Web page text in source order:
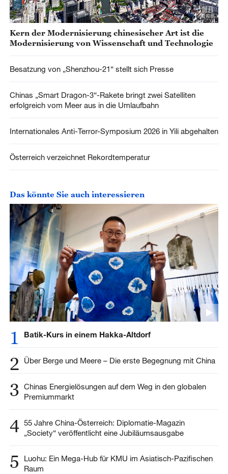
Kern der Modernisierung chinesischer Art ist die
Modernisierung von Wissenschaft und Technologie
Besatzung von „Shenzhou-21“ stellt sich Presse
Chinas „Smart Dragon-3“-Rakete bringt zwei Satelliten
erfolgreich vom Meer aus in die Umlaufbahn
Internationales Anti-Terror-Symposium 2026 in Yili abgehalten
Österreich verzeichnet Rekordtemperatur
Das könnte Sie auch interessieren
1 Batik-Kurs in einem Hakka-Altdorf
2 Über Berge und Meere – Die erste Begegnung mit China
3 Chinas Energielösungen auf dem Weg in den globalen
Premiummarkt
4 55 Jahre China-Österreich: Diplomatie-Magazin
„Society“ veröffentlicht eine Jubiläumsausgabe
5
Luohu: Ein Mega-Hub für KMU im Asiatisch-Pazifischen
Raum